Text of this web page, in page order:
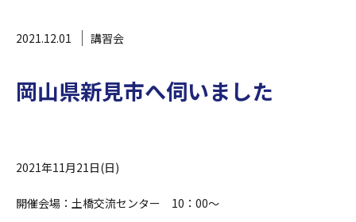
2021.12.01 講習会
岡山県新見市へ伺いました
2021年11月21日(日)
開催会場：土橋交流センター 10：00～